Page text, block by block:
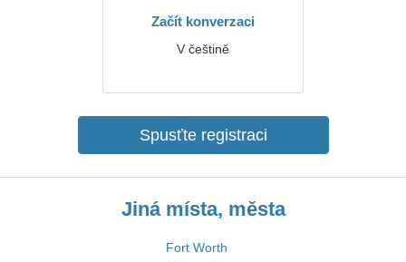
Začít konverzaci
V češtině
Spusťte registraci
Jiná místa, města
Fort Worth